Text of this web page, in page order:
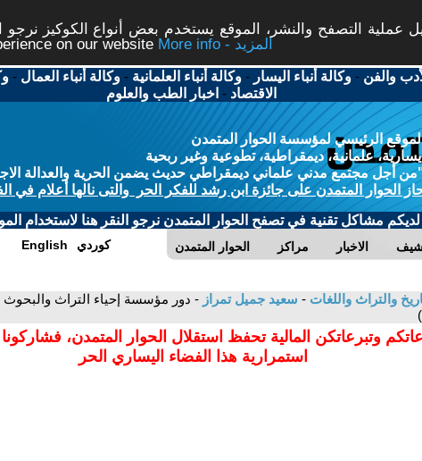
عملية التصفح والنشر، الموقع يستخدم بعض أنواع الكوكيز
on our website
More info - المزيد
والفن -وكالة أنباء اليسار -وكالة أنباء العلمانية -وكالة أنباء العمال -
الاقتصاد - اخبار الطب والعلوم
الموقع الرئيسي لمؤسسة الحوار المتمدن
علمانية، ديمقراطية، تطوعية وغير ربحية
أجل مجتمع مدني علماني ديمقراطي حديث يضمن الحرية والعدالة
الحوار المتمدن على جائزة ابن رشد للفكر الحر والتى نالها أعلام في
لديكم مشاكل تقنية في تصفح الحوار المتمدن نرجو النقر هنا لاستخدام
الحوار المتمدن مراكز الاخبار English كوردي
والتراث واللغات - سعيد جميل تمراز - دور مؤسسة إحياء التراث
وتبرعاتكن المالية تحفظ استقلال الحوار المتمدن،
استمرارية هذا الفضاء اليساري الحر